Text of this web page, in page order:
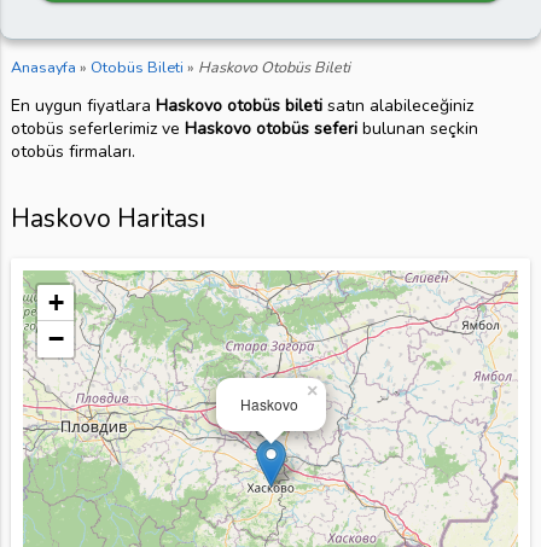
Anasayfa » Otobüs Bileti » Haskovo Otobüs Bileti
En uygun fiyatlara Haskovo otobüs biletisatın alabileceğiniz
otobüs seferlerimiz ve Haskovo otobüs seferibulunan seçkin
otobüs firmaları.
Haskovo Haritası
Haskovo
×
+
−